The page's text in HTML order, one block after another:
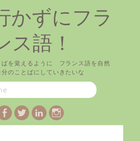
かずにフラ
ス語！
ばを覚えるように フランス語を自然
のことばにしていきたいな
Facebook
TwitterLinkedIn
Instagram